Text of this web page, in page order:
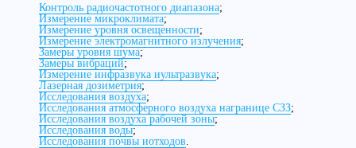
Контроль радиочастотного диапазона;
Измерение микроклимата;
Измерение уровня освещенности;
Измерение электромагнитного излучения;
Замеры уровня шума;
Замеры вибраций;
Измерение инфразвука иультразвука;
Лазерная дозиметрия;
Исследования воздуха;
Исследования атмосферного воздуха награнице СЗЗ;
Исследования воздуха рабочей зоны;
Исследования воды;
Исследования почвы иотходов